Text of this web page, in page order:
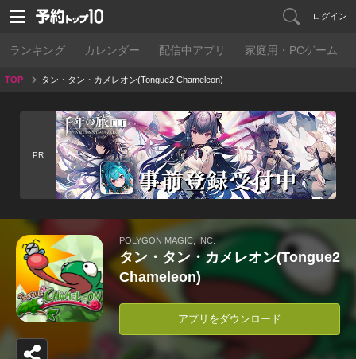
ログイン
ランキング カレンダー 配信中アプリ 家庭用・PCゲーム
TOP タン・タン・カメレオン(Tongue2 Chameleon)
PR
POLYGON MAGIC, INC.
タン・タン・カメレオン(Tongue2
Chameleon)
アプリをダウンロード